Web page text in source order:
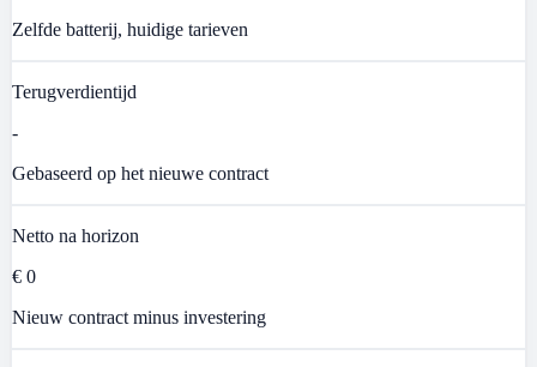
Zelfde batterij, huidige tarieven
Terugverdientijd
-
Gebaseerd op het nieuwe contract
Netto na horizon
€ 0
Nieuw contract minus investering